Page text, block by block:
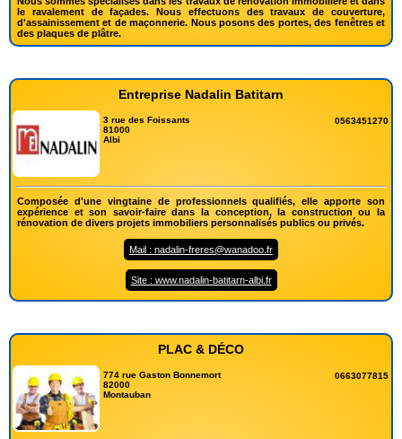
le ravalement de façades. Nous effectuons des travaux de couverture,
d'assainissement et de maçonnerie. Nous posons des portes, des fenêtres et
des plaques de plâtre.
Entreprise Nadalin Batitarn
3 rue des Foissants
81000
Albi
0563451270
Composée d'une vingtaine de professionnels qualifiés, elle apporte son
expérience et son savoir-faire dans la conception, la construction ou la
rénovation de divers projets immobiliers personnalisés publics ou privés.
Mail : nadalin-freres@wanadoo.fr
Site : www.nadalin-batitarn-albi.fr
PLAC & DÉCO
774 rue Gaston Bonnemort
82000
Montauban
0663077815